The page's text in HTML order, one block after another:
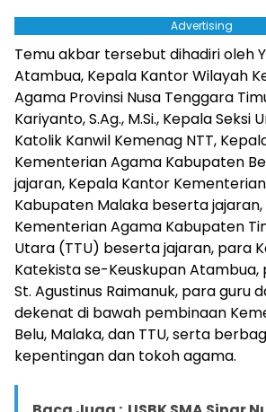
Advertising
Temu akbar tersebut dihadiri oleh
Atambua, Kepala Kantor Wilayah
Agama Provinsi Nusa Tenggara
Kariyanto, S.Ag., M.Si., Kepala Seksi
Katolik Kanwil Kemenag NTT,
Kementerian Agama Kabupaten
jajaran, Kepala Kantor
Kabupaten Malaka beserta
Kementerian Agama Kabupaten
Utara (TTU) beserta jajaran, para
Katekista se-Keuskupan Atambua,
St. Agustinus Raimanuk, para guru
dekenat di bawah pembinaan
Belu, Malaka, dan TTU, serta
kepentingan dan tokoh agama.